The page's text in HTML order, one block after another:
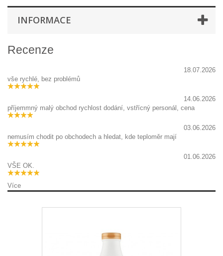
INFORMACE
Recenze
18.07.2026
vše rychlé, bez problémů
14.06.2026
příjemmný malý obchod rychlost dodání, vstřícný personál, cena
03.06.2026
nemusím chodit po obchodech a hledat, kde teploměr mají
01.06.2026
VŠE OK.
Více